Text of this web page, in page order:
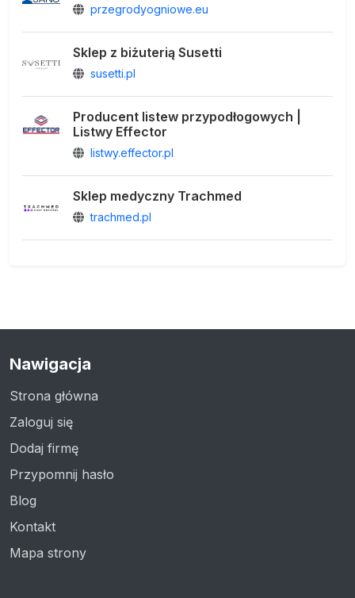
przegrodyogniowe.eu
Sklep z biżuterią Susetti
susetti.pl
Producent listew przypodłogowych |
Listwy Effector
listwy.effector.pl
Sklep medyczny Trachmed
trachmed.pl
Nawigacja
Strona główna
Zaloguj się
Dodaj firmę
Przypomnij hasło
Blog
Kontakt
Mapa strony